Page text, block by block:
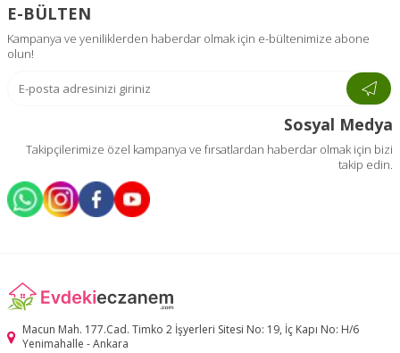
E-BÜLTEN
Kampanya ve yeniliklerden haberdar olmak için e-bültenimize abone
olun!
Sosyal Medya
Takipçilerimize özel kampanya ve fırsatlardan haberdar olmak için bizi
takip edin.
Macun Mah. 177.Cad. Timko 2 İşyerleri Sitesi No: 19, İç Kapı No: H/6
Yenimahalle - Ankara